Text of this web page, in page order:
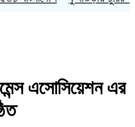
এসোসিয়েশন এর